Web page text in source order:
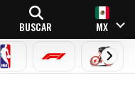
BUSCAR MX
NBA FÓRMULA 1